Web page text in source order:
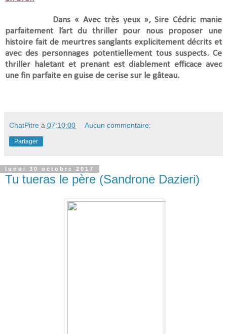
Dans « Avec très yeux », Sire Cédric manie
parfaitement l’art du thriller pour nous proposer une
histoire fait de meurtres sanglants explicitement décrits et
avec des personnages potentiellement tous suspects. Ce
thriller haletant et prenant est diablement efficace avec
une fin parfaite en guise de cerise sur le gâteau.
ChatPitre à 07:10:00 Aucun commentaire:
Partager
lundi 30 octobre 2017
Tu tueras le père (Sandrone Dazieri)